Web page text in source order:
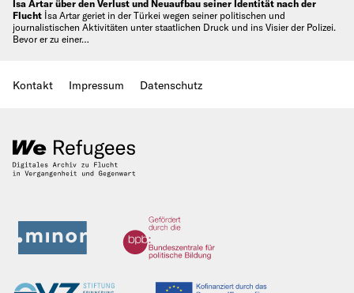
İsa Artar über den Verlust und Neuaufbau seiner Identität nach der
Flucht İsa Artar geriet in der Türkei wegen seiner politischen und
journalistischen Aktivitäten unter staatlichen Druck und ins Visier der Polizei.
Bevor er zu einer…
Kontakt Impressum Datenschutz